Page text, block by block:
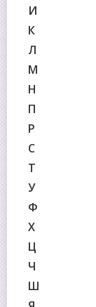
И
К
Л
М
Н
П
Р
С
Т
У
Ф
Х
Ц
Ч
Ш